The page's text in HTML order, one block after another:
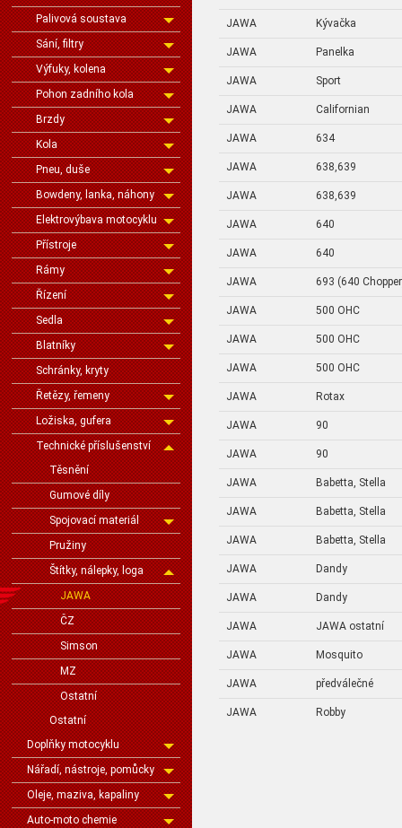
Palivová soustava
Sání, filtry
Výfuky, kolena
Pohon zadního kola
Brzdy
Kola
Pneu, duše
Bowdeny, lanka, náhony
Elektrovýbava motocyklu
Přístroje
Rámy
Řízení
Sedla
Blatníky
Schránky, kryty
Řetězy, řemeny
Ložiska, gufera
Technické příslušenství
Těsnění
Gumové díly
Spojovací materiál
Pružiny
Štítky, nálepky, loga
JAWA
ČZ
Simson
MZ
Ostatní
Ostatní
Doplňky motocyklu
Nářadí, nástroje, pomůcky
Oleje, maziva, kapaliny
Auto-moto chemie
JAWA Kývačka
JAWA Panelka
JAWA Sport
JAWA Californian
JAWA 634
JAWA 638,639
JAWA 638,639
JAWA 640
JAWA 640
JAWA 693 (640
JAWA 500 OHC
JAWA 500 OHC
JAWA 500 OHC
JAWA Rotax
JAWA 90
JAWA 90
JAWA Babetta, Stella
JAWA Babetta, Stella
JAWA Babetta, Stella
JAWA Dandy
JAWA Dandy
JAWA JAWA ostatní
JAWA Mosquito
JAWA předválečné
JAWA Robby